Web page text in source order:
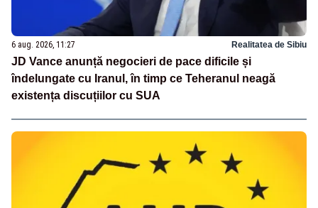
6 aug. 2026, 11:27 Realitatea de Sibiu
JD Vance anunță negocieri de pace dificile și
îndelungate cu Iranul, în timp ce Teheranul neagă
existența discuțiilor cu SUA